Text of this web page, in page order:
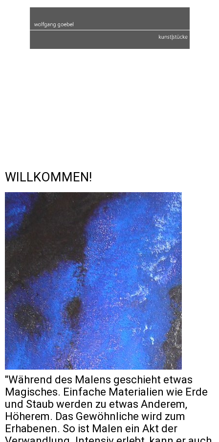
WILLKOMMEN!
"Während des Malens geschieht etwas
Magisches. Einfache Materialien wie Erde
und Staub werden zu etwas Anderem,
Höherem. Das Gewöhnliche wird zum
Erhabenen. So ist Malen ein Akt der